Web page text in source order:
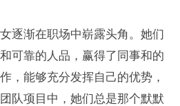
逐渐在职场中崭露头角。她们
可靠的人品，赢得了同事和的
，能够充分发挥自己的优势，
队项目中，她们总是那个默默